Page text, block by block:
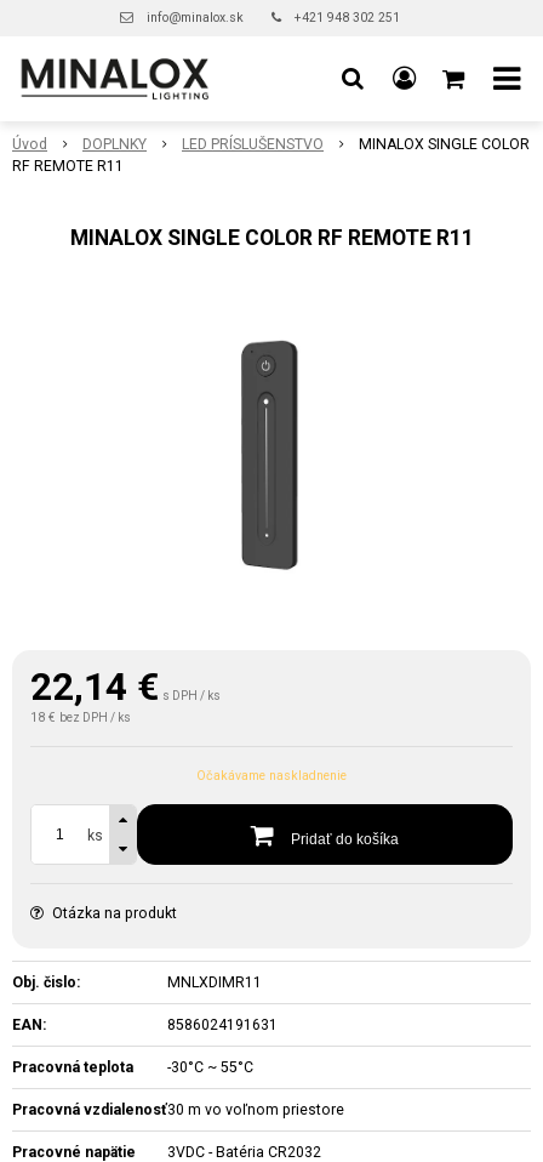
info@minalox.sk +421 948 302 251
Úvod DOPLNKY LED PRÍSLUŠENSTVO
MINALOX SINGLE COLOR
RF REMOTE R11
MINALOX SINGLE COLOR RF REMOTE R11
22,14 € s DPH / ks
18 € bez DPH / ks
Očakávame naskladnenie
ks Pridať do košíka
Otázka na produkt
Obj. čislo: MNLXDIMR11
EAN: 8586024191631
Pracovná teplota -30°C ~ 55°C
Pracovná vzdialenosť30 m vo voľnom priestore
Pracovné napätie 3VDC - Batéria CR2032